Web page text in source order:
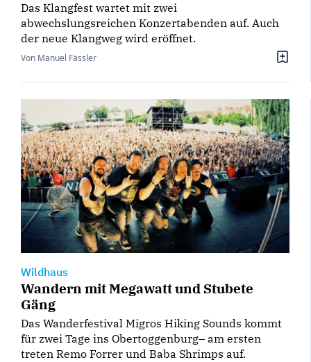
Das Klangfest wartet mit zwei
abwechslungsreichen Konzertabenden auf. Auch
der neue Klangweg wird eröffnet.
Von Manuel Fässler
Wildhaus
Wandern mit Megawatt und Stubete
Gäng
Das Wanderfestival Migros Hiking Sounds kommt
für zwei Tage ins Obertoggenburg– am ersten
treten Remo Forrer und Baba Shrimps auf.